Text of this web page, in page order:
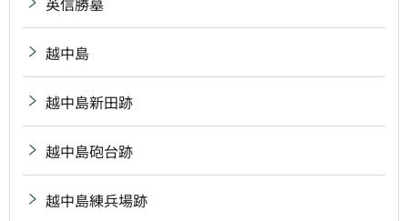
越中島
越中島新田跡
越中島砲台跡
越中島練兵場跡